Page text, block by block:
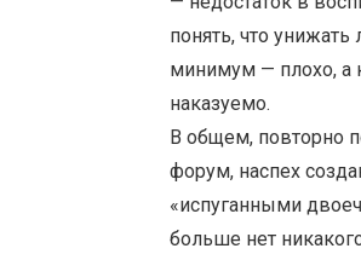
понять, что
минимум — плохо, а
наказуемо.
В общем, повторно
форум, наспех
«испуганными
больше нет